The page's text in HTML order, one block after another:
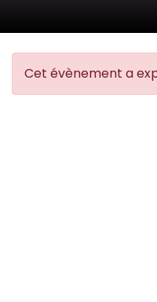
Cet évènement a